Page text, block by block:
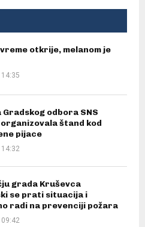
otkrije, melanom je
Gradskog odbora SNS
štand kod
pijace
grada Kruševca
se prati situacija i
radi na prevenciji požara